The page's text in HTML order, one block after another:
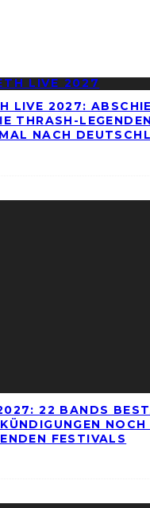
LIVE 2027:
THRASH-
NACH
22 BANDS
NOCH
FESTIVALS